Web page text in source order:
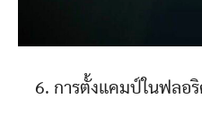
6. การตั้งแคมป์ในฟลอริ